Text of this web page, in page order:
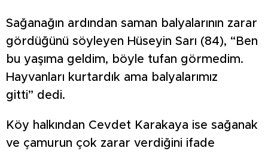
Sağanağın ardından saman balyalarının zarar
gördüğünü söyleyen Hüseyin Sarı (84), “Ben
bu yaşıma geldim, böyle tufan görmedim.
Hayvanları kurtardık ama balyalarımız
gitti” dedi.
Köy halkından Cevdet Karakaya ise sağanak
ve çamurun çok zarar verdiğini ifade